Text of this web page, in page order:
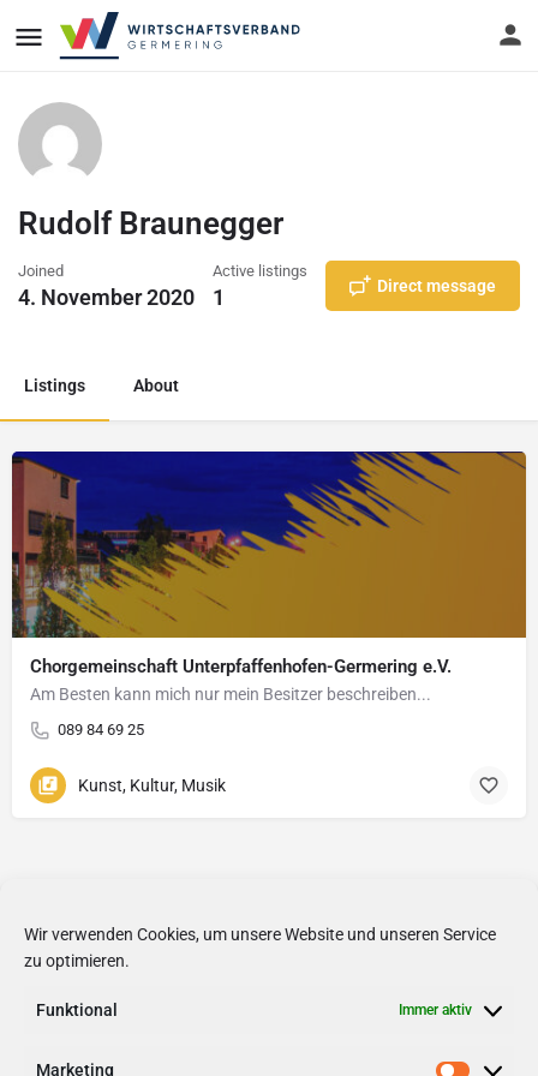
Wir verwenden Cookies, um unsere Website und unseren Service
zu optimieren.
Funktional Immer aktiv
Marketing
Rudolf Braunegger
Joined
4. November 2020
Active listings
1 Direct message
Listings About
Chorgemeinschaft Unterpfaffenhofen-Germering e.V.
Am Besten kann mich nur mein Besitzer beschreiben...
089 84 69 25
Kunst, Kultur, Musik